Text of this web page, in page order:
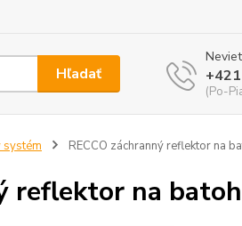
Hľadať
(Po-
systém RECCO záchranný reflektor na
reflektor na